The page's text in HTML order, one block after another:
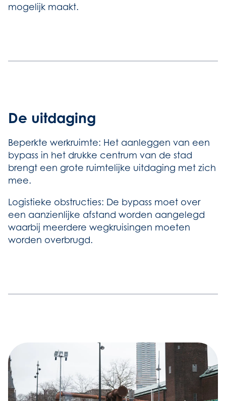
mogelijk maakt.
De uitdaging
Beperkte werkruimte: Het aanleggen van een
bypass in het drukke centrum van de stad
brengt een grote ruimtelijke uitdaging met zich
mee.
Logistieke obstructies: De bypass moet over
een aanzienlijke afstand worden aangelegd
waarbij meerdere wegkruisingen moeten
worden overbrugd.